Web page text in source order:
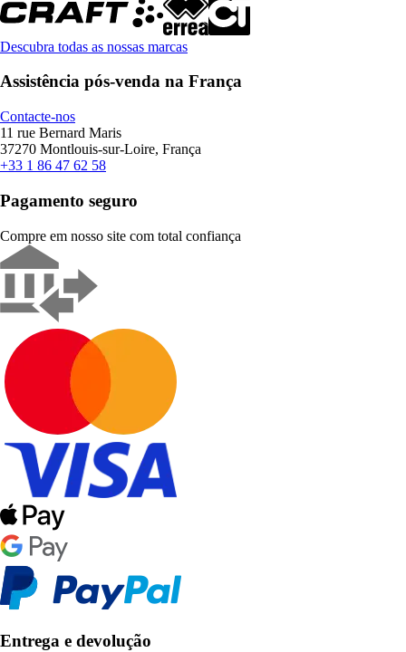
Descubra todas as nossas marcas
Assistência pós-venda na França
Contacte-nos
11 rue Bernard Maris
37270 Montlouis-sur-Loire, França
+33 1 86 47 62 58
Pagamento seguro
Compre em nosso site com total confiança
Entrega e devolução